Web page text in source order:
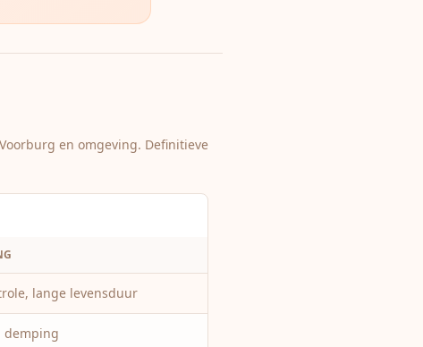
en omgeving. Definitieve
lange levensduur
demping